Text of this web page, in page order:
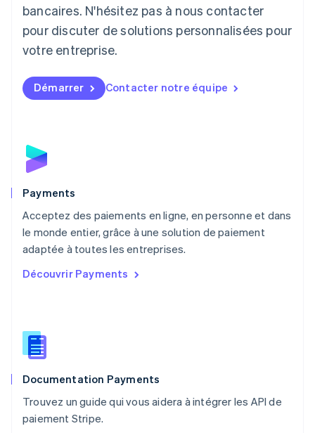
bancaires. N'hésitez pas à nous contacter
pour discuter de solutions personnalisées pour
votre entreprise.
Démarrer Contacter notre équipe
Payments
Acceptez des paiements en ligne, en personne et dans
le monde entier, grâce à une solution de paiement
adaptée à toutes les entreprises.
Découvrir Payments
Documentation Payments
Trouvez un guide qui vous aidera à intégrer les API de
paiement Stripe.
Lituanie
Luxembourg
FrançaisDeutschEnglish
English简体中文
Malte
Norvège
English
English
NederlandsEnglish
Pologne
English
PortuguêsEnglish
English
Roumanie
Royaume-Uni
Singapour
English 简体中文